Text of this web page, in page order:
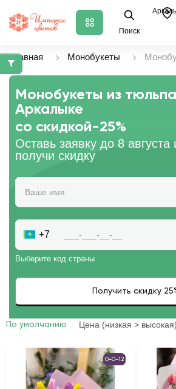
Поиск
Главная Монобукеты
Монобукеты из
Аркалыке
со скидкой-25%
Оставь заявку до 8 августа
получи скидку
+7
Выберите код страны
По умолчанию Цена (низкая > высокая)
0-0-12